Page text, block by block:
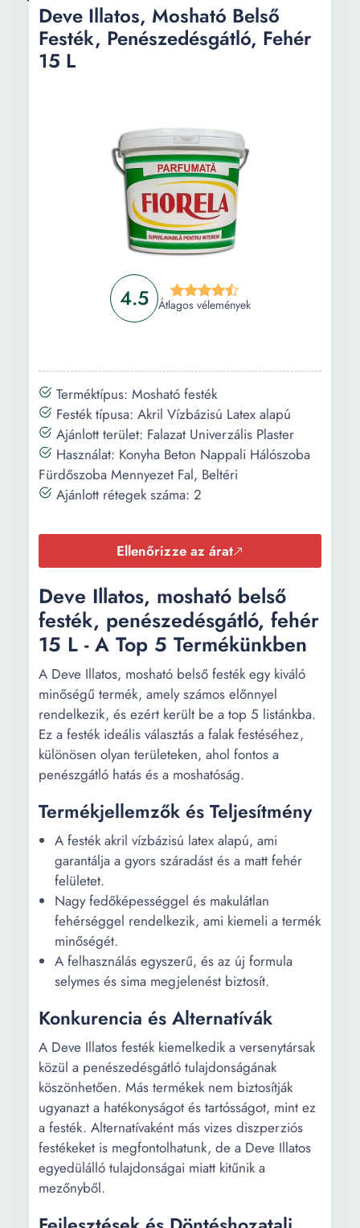
Felhasználás
(ml|g/m²):
100
4.5 Átlagos vélemények
Deve Illatos, Mosható Belső
Festék, Penészedésgátló, Fehér
15 L
Terméktípus: Mosható festék
Festék típusa: Akril Vízbázisú Latex alapú
Ajánlott terület: Falazat Univerzális Plaster
Használat: Konyha Beton Nappali Hálószoba
Fürdőszoba Mennyezet Fal, Beltéri
Ajánlott rétegek száma: 2
Ellenőrizze az árat
Deve Illatos, mosható belső
festék, penészedésgátló, fehér
15 L - A Top 5 Termékünkben
A Deve Illatos, mosható belső festék egy kiváló
minőségű termék, amely számos előnnyel
rendelkezik, és ezért került be a top 5 listánkba.
Ez a festék ideális választás a falak festéséhez,
különösen olyan területeken, ahol fontos a
penészgátló hatás és a moshatóság.
Termékjellemzők és Teljesítmény
A festék akril vízbázisú latex alapú, ami
garantálja a gyors száradást és a matt fehér
felületet.
Nagy fedőképességgel és makulátlan
fehérséggel rendelkezik, ami kiemeli a termék
minőségét.
A felhasználás egyszerű, és az új formula
selymes és sima megjelenést biztosít.
Konkurencia és Alternatívák
A Deve Illatos festék kiemelkedik a versenytársak
közül a penészedésgátló tulajdonságának
köszönhetően. Más termékek nem biztosítják
ugyanazt a hatékonyságot és tartósságot, mint ez
a festék. Alternatívaként más vizes diszperziós
festékeket is megfontolhatunk, de a Deve Illatos
egyedülálló tulajdonságai miatt kitűnik a
mezőnyből.